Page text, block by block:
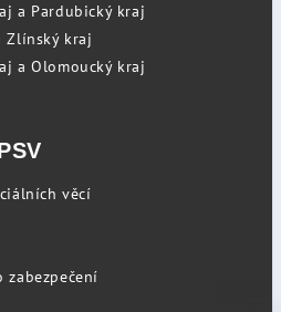
a Pardubický kraj
Zlínský kraj
a Olomoucký kraj
věcí
zabezpečení